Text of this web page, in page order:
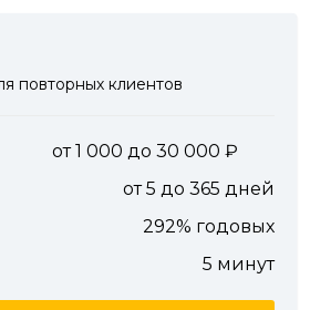
повторных клиентов
от 1 000 до 30 000
от 5 до 365 дней
292% годовых
5 минут